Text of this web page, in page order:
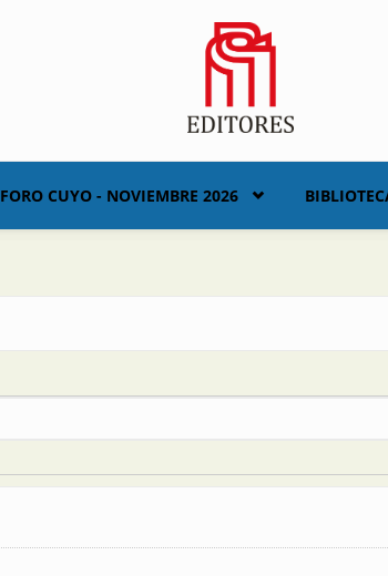
FORO CUYO - NOVIEMBRE 2026